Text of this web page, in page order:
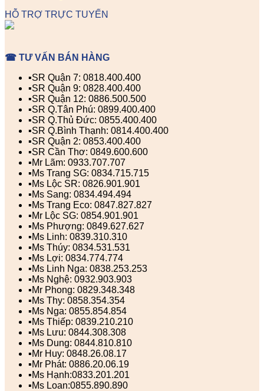
HỖ TRỢ TRỰC TUYẾN
☎ TƯ VẤN BÁN HÀNG
▪️SR Quận 7: 0818.400.400
▪️SR Quận 9: 0828.400.400
▪️SR Quận 12: 0886.500.500
▪️SR Q.Tân Phú: 0899.400.400
▪️SR Q.Thủ Đức: 0855.400.400
▪️SR Q.Bình Thạnh: 0814.400.400
▪️SR Quận 2: 0853.400.400
▪️SR Cần Thơ: 0849.600.600
▪️Mr Lãm: 0933.707.707
▪️Ms Trang SG: 0834.715.715
▪️Ms Lộc SR: 0826.901.901
▪️Ms Sang: 0834.494.494
▪️Ms Trang Eco: 0847.827.827
▪️Mr Lộc SG: 0854.901.901
▪️Ms Phượng: 0849.627.627
▪️Ms Linh: 0839.310.310
▪️Ms Thúy: 0834.531.531
▪️Ms Lợi: 0834.774.774
▪️Ms Linh Nga: 0838.253.253
▪️Ms Nghệ: 0932.903.903
▪️Mr Phong: 0829.348.348
▪️Ms Thy: 0858.354.354
▪️Ms Nga: 0855.854.854
▪️Ms Thiếp: 0839.210.210
▪️Ms Lưu: 0844.308.308
▪️Ms Dung: 0844.810.810
▪️Mr Huy: 0848.26.08.17
▪️Mr Phát: 0886.20.06.19
▪️Ms Hạnh:0833.201.201
▪️Ms Loan:0855.890.890